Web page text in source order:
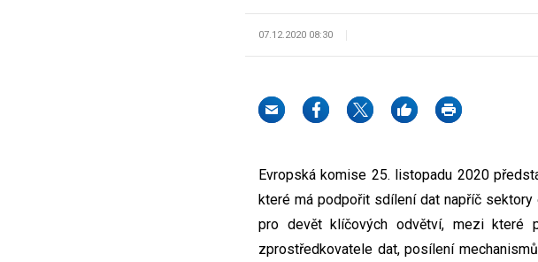
07.12.2020 08:30
Evropská komise 25. listopadu 2020
které má podpořit sdílení dat napříč sektory
pro devět klíčových odvětví, mezi které
zprostředkovatele dat, posílení